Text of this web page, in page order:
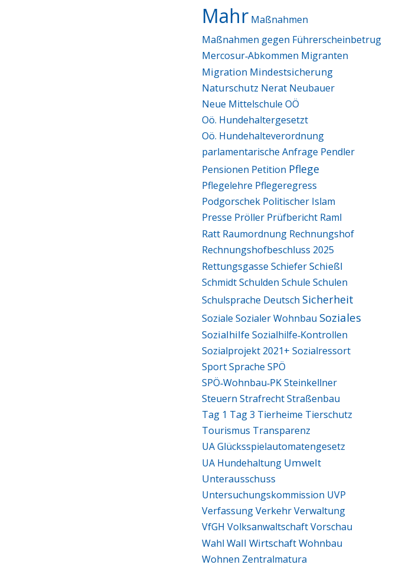
Mahr Maßnahmen
Maßnahmen gegen Führerscheinbetrug
Mercosur‑Abkommen Migranten
Migration Mindestsicherung
Naturschutz Nerat Neubauer
Neue Mittelschule OÖ
Oö. Hundehaltergesetzt
Oö. Hundehalteverordnung
parlamentarische Anfrage Pendler
Pensionen Petition Pflege
Pflegelehre Pflegeregress
Podgorschek Politischer Islam
Presse Pröller Prüfbericht Raml
Ratt Raumordnung Rechnungshof
Rechnungshofbeschluss 2025
Rettungsgasse SchieferSchießl
SchmidtSchulden Schule Schulen
Schulsprache Deutsch Sicherheit
Soziale Sozialer Wohnbau Soziales
SozialhilfeSozialhilfe‑Kontrollen
Sozialprojekt 2021+ Sozialressort
SportSprache SPÖ
SPÖ‑Wohnbau‑PKSteinkellner
Steuern StrafrechtStraßenbau
Tag 1 Tag 3 Tierheime Tierschutz
Tourismus Transparenz
UA Glücksspielautomatengesetz
UA Hundehaltung Umwelt
Unterausschuss
Untersuchungskommission UVP
VerfassungVerkehrVerwaltung
VfGH VolksanwaltschaftVorschau
Wahl Wall WirtschaftWohnbau
Wohnen Zentralmatura